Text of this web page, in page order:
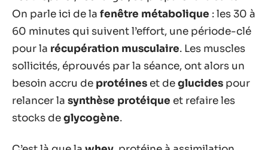
On parle ici de la fenêtre métabolique : les 30 à
60 minutes qui suivent l’effort, une période-clé
pour la récupération musculaire. Les muscles
sollicités, éprouvés par la séance, ont alors un
besoin accru de protéines et deglucides pour
relancer la synthèse protéique et refaire les
stocks deglycogène.